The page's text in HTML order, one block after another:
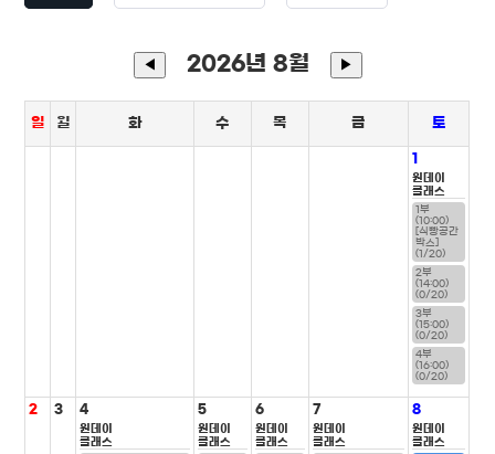
◀ 2026년 8월 ▶
일 월 화 수 목 금 토
1
원데이
클래스
1부
(10:00)
[식빵공간
박스]
(1/20)
2부
(14:00)
(0/20)
3부
(15:00)
(0/20)
4부
(16:00)
(0/20)
2 3 4
원데이
클래스
5
원데이
클래스
6
원데이
클래스
7
원데이
클래스
8
원데이
클래스